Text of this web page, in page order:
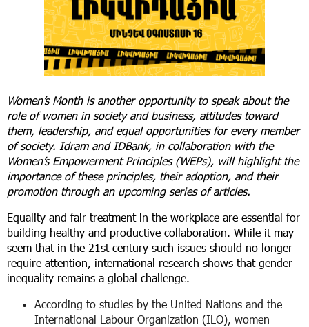
Women’s Month is another opportunity to speak about the
role of women in society and business, attitudes toward
them, leadership, and equal opportunities for every member
of society. Idram and IDBank, in collaboration with the
Women’s Empowerment Principles (WEPs), will highlight the
importance of these principles, their adoption, and their
promotion through an upcoming series of articles.
Equality and fair treatment in the workplace are essential for
building healthy and productive collaboration. While it may
seem that in the 21st century such issues should no longer
require attention, international research shows that gender
inequality remains a global challenge.
According to studies by the United Nations and the
International Labour Organization (ILO), women